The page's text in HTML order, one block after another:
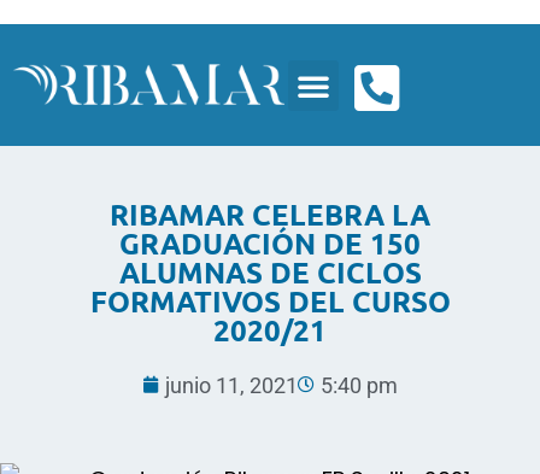
RIBAMAR CELEBRA LA
GRADUACIÓN DE 150
ALUMNAS DE CICLOS
FORMATIVOS DEL CURSO
2020/21
junio 11, 2021 5:40 pm